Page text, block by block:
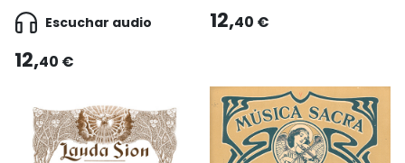
Escuchar audio
12,40 €
12,40 €